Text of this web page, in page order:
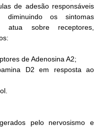
de adesão responsáveis
diminuindo os sintomas
atua sobre receptores,
de Adenosina A2;
D2 em resposta ao
pelo nervosismo e